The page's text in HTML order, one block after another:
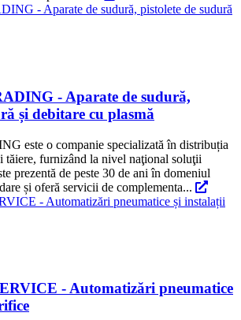
- Aparate de sudură,
și debitare cu plasmă
este o companie specializată în distribuția
tăiere, furnizând la nivel naţional soluţii
prezentă de peste 30 de ani în domeniul
și oferă servicii de complementa...
- Automatizări pneumatice